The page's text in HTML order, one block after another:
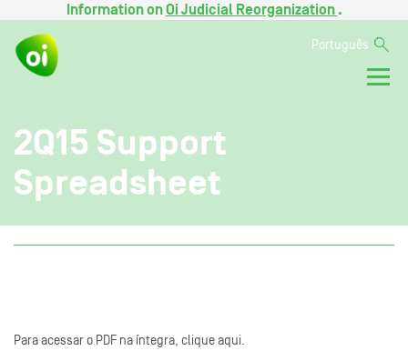
Information onOi Judicial Reorganization .
Português
2Q15 Support
Spreadsheet
Para acessar o PDF na íntegra, clique aqui.